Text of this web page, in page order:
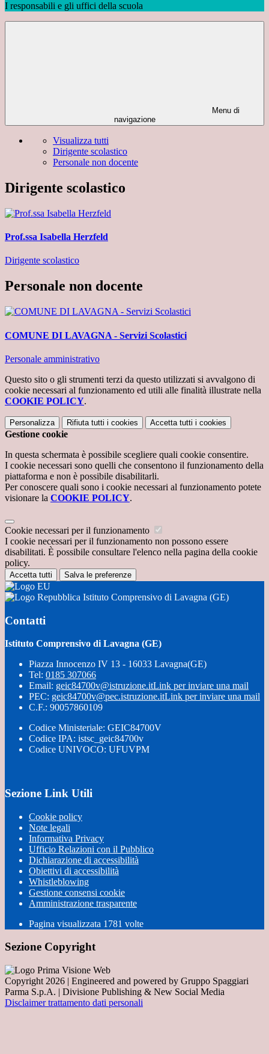
I responsabili e gli uffici della scuola
Menu di
navigazione
Visualizza tutti
Dirigente scolastico
Personale non docente
Dirigente scolastico
Prof.ssa Isabella Herzfeld
Dirigente scolastico
Personale non docente
COMUNE DI LAVAGNA - Servizi Scolastici
Personale amministrativo
Questo sito o gli strumenti terzi da questo utilizzati si avvalgono di
cookie necessari al funzionamento ed utili alle finalità illustrate nella
COOKIE POLICY.
Personalizza Rifiuta tutti i cookies Accetta tutti i cookies
Gestione cookie
In questa schermata è possibile scegliere quali cookie consentire.
I cookie necessari sono quelli che consentono il funzionamento della
piattaforma e non è possibile disabilitarli.
Per conoscere quali sono i cookie necessari al funzionamento potete
visionare la COOKIE POLICY.
Cookie necessari per il funzionamento
I cookie necessari per il funzionamento non possono essere
disabilitati. È possibile consultare l'elenco nella pagina della cookie
policy.
Accetta tutti Salva le preferenze
Istituto Comprensivo di Lavagna (GE)
Contatti
Istituto Comprensivo di Lavagna (GE)
Piazza Innocenzo IV 13 - 16033 Lavagna(GE)
Tel: 0185 307066
Email: geic84700v@istruzione.itLink per inviare una mail
PEC: geic84700v@pec.istruzione.itLink per inviare una mail
C.F.: 90057860109
Codice Ministeriale: GEIC84700V
Codice IPA: istsc_geic84700v
Codice UNIVOCO: UFUVPM
Sezione Link Utili
Cookie policy
Note legali
Informativa Privacy
Ufficio Relazioni con il Pubblico
Dichiarazione di accessibilità
Obiettivi di accessibilità
Whistleblowing
Gestione consensi cookie
Amministrazione trasparente
Pagina visualizzata 1781 volte
Sezione Copyright
Copyright 2026 | Engineered and powered by Gruppo Spaggiari
Parma S.p.A. | Divisione Publishing & New Social Media
Disclaimer trattamento dati personali